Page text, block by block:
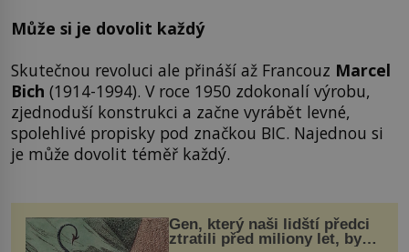
Může si je dovolit každý
Skutečnou revoluci ale přináší až Francouz Marcel
Bich (1914-1994). V roce 1950 zdokonalí výrobu,
zjednoduší konstrukci a začne vyrábět levné,
spolehlivé propisky pod značkou BIC. Najednou si
je může dovolit téměř každý.
Gen, který naši lidští předci
ztratili před miliony let, by